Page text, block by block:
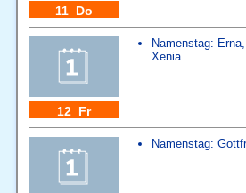
11 Do
12 Fr
Namenstag: Erna,
Xenia
Namenstag: